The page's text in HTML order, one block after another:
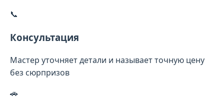
📞
Консультация
Мастер уточняет детали и называет точную цену
без сюрпризов
🚗